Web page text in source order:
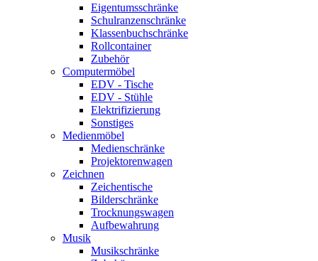
Eigentumsschränke
Schulranzenschränke
Klassenbuchschränke
Rollcontainer
Zubehör
Computermöbel
EDV - Tische
EDV - Stühle
Elektrifizierung
Sonstiges
Medienmöbel
Medienschränke
Projektorenwagen
Zeichnen
Zeichentische
Bilderschränke
Trocknungswagen
Aufbewahrung
Musik
Musikschränke